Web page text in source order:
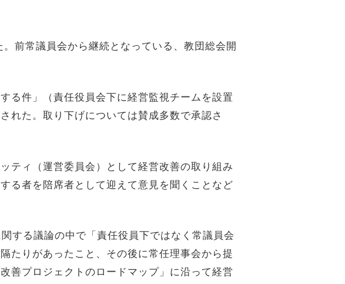
前常議員会から継続となっている、教団総会開
る件」（責任役員会下に経営監視チームを設置
れた。取り下げについては賛成多数で承認さ
ティ（運営委員会）として経営改善の取り組み
る者を陪席者として迎えて意見を聞くことなど
する議論の中で「責任役員下ではなく常議員会
たりがあったこと、その後に常任理事会から提
善プロジェクトのロードマップ」に沿って経営